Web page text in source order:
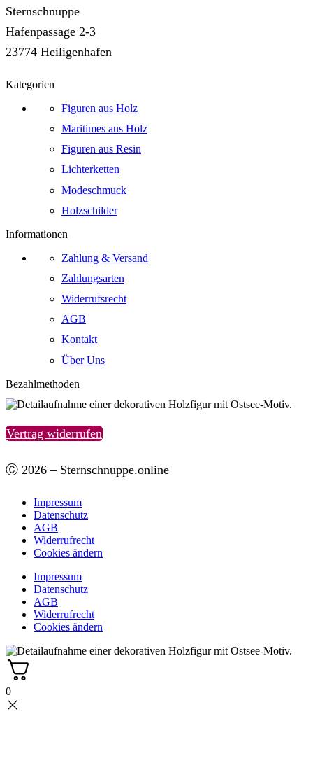
Sternschnuppe
Hafenpassage 2-3
23774 Heiligenhafen
Kategorien
Figuren aus Holz
Maritimes aus Holz
Figuren aus Resin
Lichterketten
Modeschmuck
Holzschilder
Informationen
Zahlung & Versand
Zahlungsarten
Widerrufsrecht
AGB
Kontakt
Über Uns
Bezahlmethoden
Vertrag widerrufen
Ⓒ 2026 – Sternschnuppe.online
Impressum
Datenschutz
AGB
Widerrufrecht
Cookies ändern
Impressum
Datenschutz
AGB
Widerrufrecht
Cookies ändern
0